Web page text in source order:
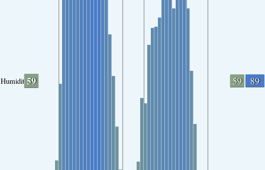
Humidity59 59 89